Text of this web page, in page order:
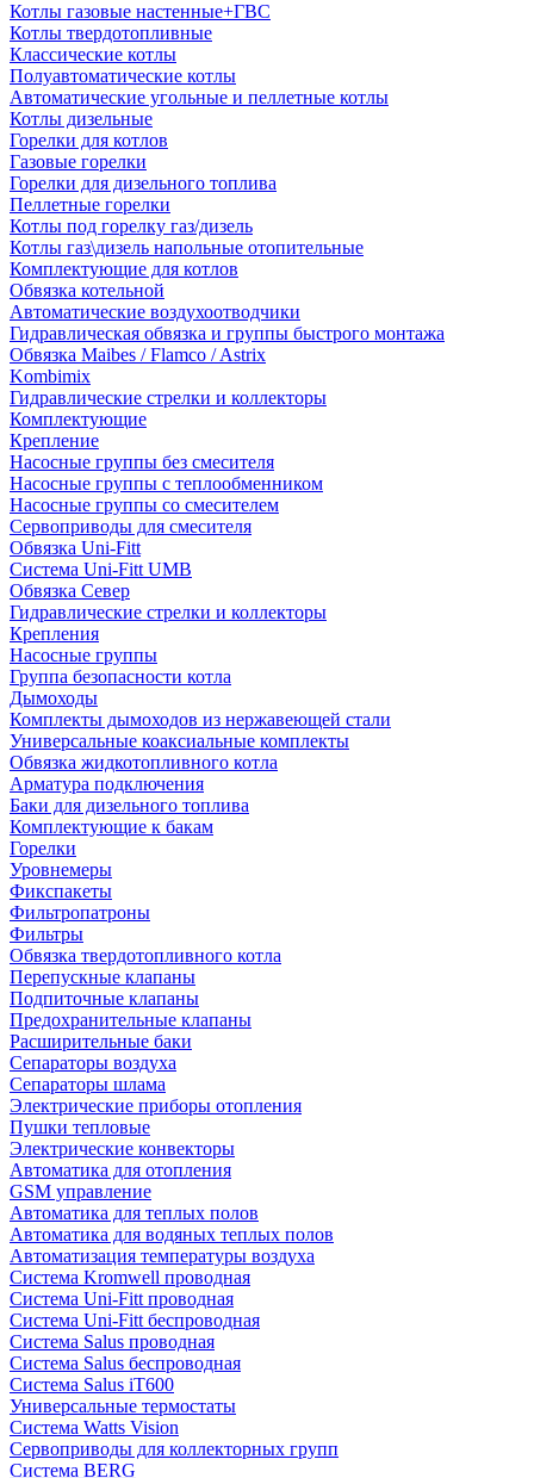
Котлы газовые настенные+ГВС
Котлы твердотопливные
Классические котлы
Полуавтоматические котлы
Автоматические угольные и пеллетные котлы
Котлы дизельные
Горелки для котлов
Газовые горелки
Горелки для дизельного топлива
Пеллетные горелки
Котлы под горелку газ/дизель
Котлы газ\дизель напольные отопительные
Комплектующие для котлов
Обвязка котельной
Автоматические воздухоотводчики
Гидравлическая обвязка и группы быстрого монтажа
Обвязка Maibes / Flamco / Astrix
Kombimix
Гидравлические стрелки и коллекторы
Комплектующие
Крепление
Насосные группы без смесителя
Насосные группы с теплообменником
Насосные группы со смесителем
Сервоприводы для смесителя
Обвязка Uni-Fitt
Система Uni-Fitt UMB
Обвязка Север
Гидравлические стрелки и коллекторы
Крепления
Насосные группы
Группа безопасности котла
Дымоходы
Комплекты дымоходов из нержавеющей стали
Универсальные коаксиальные комплекты
Обвязка жидкотопливного котла
Арматура подключения
Баки для дизельного топлива
Комплектующие к бакам
Горелки
Уровнемеры
Фикспакеты
Фильтропатроны
Фильтры
Обвязка твердотопливного котла
Перепускные клапаны
Подпиточные клапаны
Предохранительные клапаны
Расширительные баки
Сепараторы воздуха
Сепараторы шлама
Электрические приборы отопления
Пушки тепловые
Электрические конвекторы
Автоматика для отопления
GSM управление
Автоматика для теплых полов
Автоматика для водяных теплых полов
Автоматизация температуры воздуха
Система Kromwell проводная
Система Uni-Fitt проводная
Система Uni-Fitt беспроводная
Система Salus проводная
Система Salus беспроводная
Система Salus iT600
Универсальные термостаты
Система Watts Vision
Сервоприводы для коллекторных групп
Система BERG